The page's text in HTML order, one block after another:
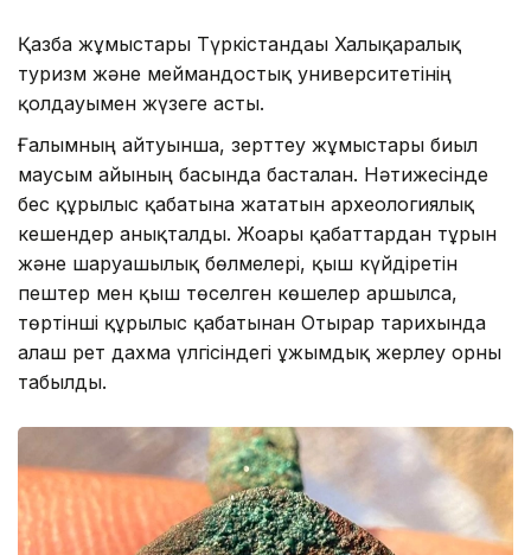
Қазба жұмыстары Түркістандағы Халықаралық
туризм және меймандостық университетінің
қолдауымен жүзеге асты.
Ғалымның айтуынша, зерттеу жұмыстары биыл
маусым айының басында басталған. Нәтижесінде
бес құрылыс қабатына жататын археологиялық
кешендер анықталды. Жоғарғы қабаттардан тұрғын
және шаруашылық бөлмелері, қыш күйдіретін
пештер мен қыш төселген көшелер аршылса,
төртінші құрылыс қабатынан Отырар тарихында
алғаш рет дахма үлгісіндегі ұжымдық жерлеу орны
табылды.